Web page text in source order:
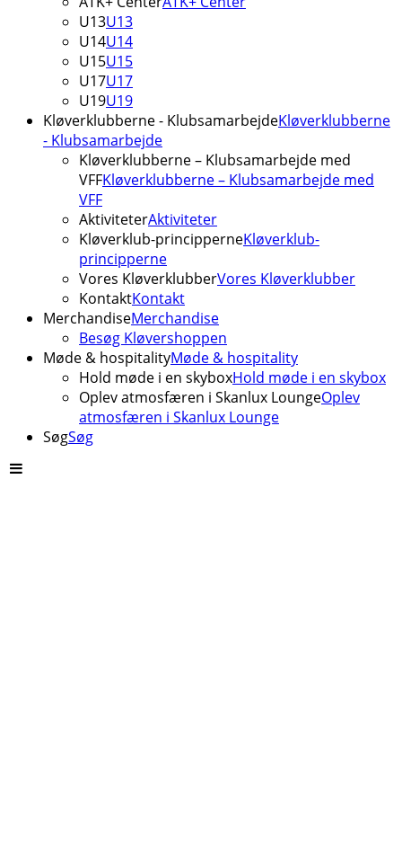
U13U13
U14U14
U15U15
U17U17
U19U19
Kløverklubberne - KlubsamarbejdeKløverklubberne
- Klubsamarbejde
Kløverklubberne – Klubsamarbejde med
VFFKløverklubberne – Klubsamarbejde med
VFF
AktiviteterAktiviteter
Kløverklub-principperneKløverklub-
principperne
Vores KløverklubberVores Kløverklubber
KontaktKontakt
MerchandiseMerchandise
Besøg Kløvershoppen
Møde & hospitalityMøde & hospitality
Hold møde i en skyboxHold møde i en skybox
Oplev atmosfæren i Skanlux LoungeOplev
atmosfæren i Skanlux Lounge
SøgSøg